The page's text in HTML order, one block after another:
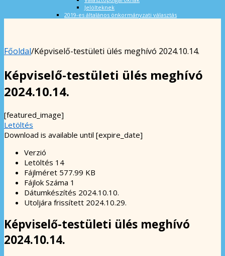
Jelölteknek
2019-es általános önkormányzati választás
Főoldal/Képviselő-testületi ülés meghívó 2024.10.14.
Képviselő-testületi ülés meghívó
2024.10.14.
[featured_image]
Letöltés
Download is available until [expire_date]
Verzió
Letöltés 14
Fájlméret 577.99 KB
Fájlok Száma 1
Dátumkészítés 2024.10.10.
Utoljára frissített 2024.10.29.
Képviselő-testületi ülés meghívó
2024.10.14.